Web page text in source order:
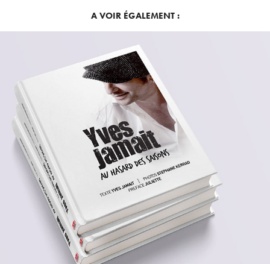
A VOIR ÉGALEMENT :
EDITION